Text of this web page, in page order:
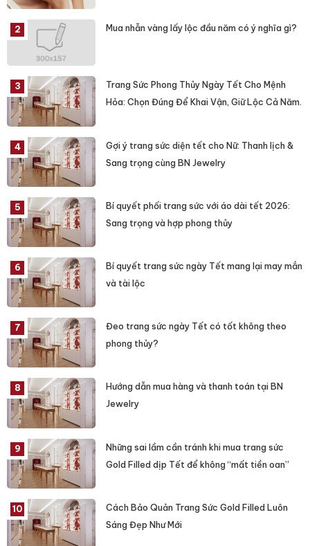
Mua nhẫn vàng lấy lộc đầu năm có ý nghĩa gì?
Trang Sức Phong Thủy Ngày Tết Cho Mệnh
Hỏa: Chọn Đúng Để Khai Vận, Giữ Lộc Cả Năm.
Gợi ý trang sức diện tết cho Nữ: Thanh lịch &
Sang trọng cùng BN Jewelry
Bí quyết phối trang sức với áo dài tết 2026:
Sang trọng và hợp phong thủy
Bí quyết trang sức ngày Tết mang lại may mắn
và tài lộc
Đeo trang sức ngày Tết có tốt không theo
phong thủy?
Hướng dẫn mua hàng và thanh toán tại BN
Jewelry
Những sai lầm cần tránh khi mua trang sức
Gold Filled dịp Tết để không “mất tiền oan”
Cách Bảo Quản Trang Sức Gold Filled Luôn
Sáng Đẹp Như Mới